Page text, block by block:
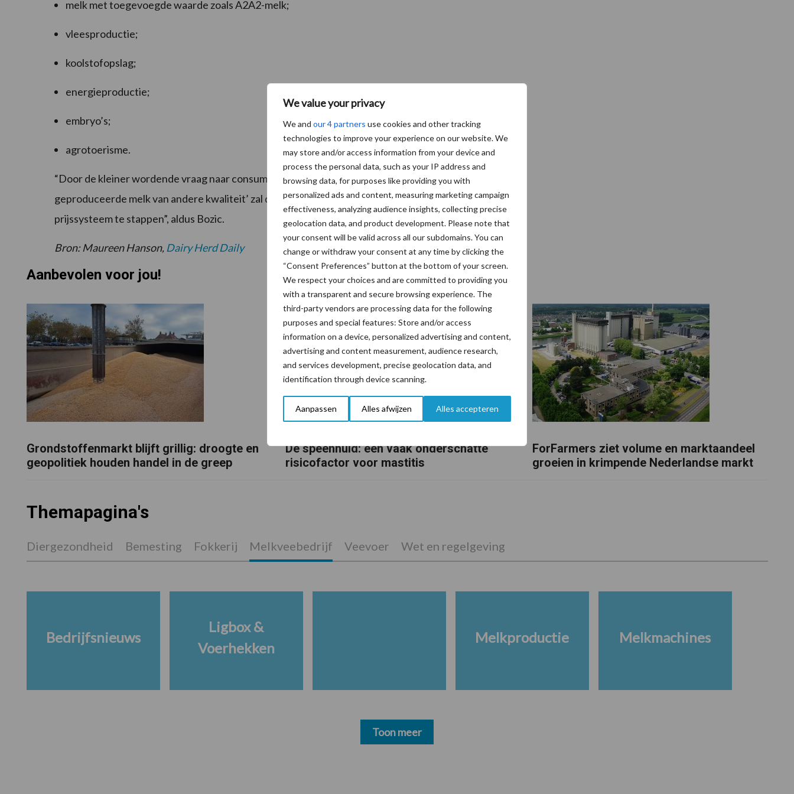
We value your privacy
We and our 4 partners use cookies and other tracking
technologies to improve your experience on our website. We
may store and/or access information from your device and
process the personal data, such as your IP address and
browsing data, for purposes like providing you with
personalized ads and content, measuring marketing campaign
effectiveness, analyzing audience insights, collecting precise
geolocation data, and product development. Please note that
your consent will be valid across all our subdomains. You can
change or withdraw your consent at any time by clicking the
“Consent Preferences” button at the bottom of your screen.
We respect your choices and are committed to providing you
with a transparent and secure browsing experience. The
third-party vendors are processing data for the following
purposes and special features: Store and/or access
information on a device, personalized advertising and content,
advertising and content measurement, audience research,
and services development, precise geolocation data, and
identification through device scanning.
Aanpassen Alles afwijzen Alles accepteren
melk met toegevoegde waarde zoals A2A2-melk;
vleesproductie;
koolstofopslag;
energieproductie;
embryo’s;
agrotoerisme.
“Door de kleiner wordende vraag naar consumptiemelk en door de grotere vraag naar ‘anders
geproduceerde melk van andere kwaliteit’ zal de industrie gedwongen worden om uit het huidige
prijssysteem te stappen”, aldus Bozic.
Bron: Maureen Hanson, Dairy Herd Daily
Aanbevolen voor jou!
Grondstoffenmarkt blijft grillig: droogte en
geopolitiek houden handel in de greep
De speenhuid: een vaak onderschatte
risicofactor voor mastitis
ForFarmers ziet volume en marktaandeel
groeien in krimpende Nederlandse markt
Themapagina's
Diergezondheid Bemesting Fokkerij Melkveebedrijf Veevoer Wet en regelgeving
Bedrijfsnieuws
Ligbox &
Voerhekken
Melkproductie Melkmachines
Toon meer